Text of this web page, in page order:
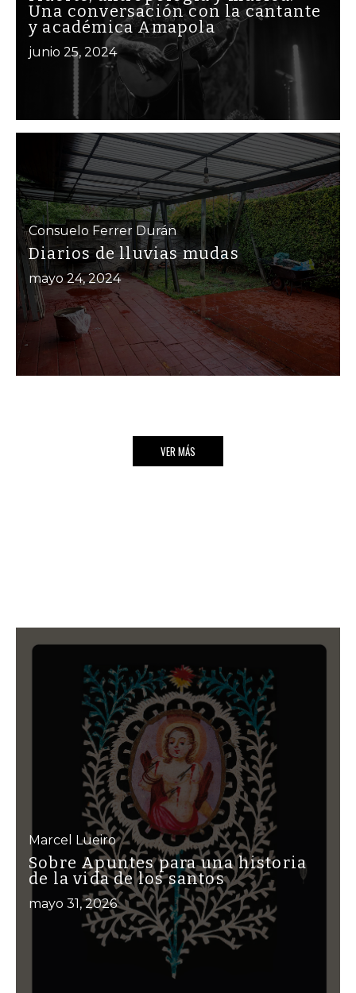
Una conversación con la cantante
y académica Amapola
junio 25, 2024
Consuelo Ferrer Durán
Diarios de lluvias mudas
mayo 24, 2024
VER MÁS
Marcel Lueiro
Sobre Apuntes para una historia
de la vida de los santos
mayo 31, 2026